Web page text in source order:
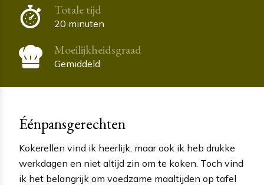
Totale tijd
20 minuten
Moeilijkheidsgraad
Gemiddeld
Éénpansgerechten
Kokerellen vind ik heerlijk, maar ook ik heb drukke
werkdagen en niet altijd zin om te koken. Toch vind
ik het belangrijk om voedzame maaltijden op tafel